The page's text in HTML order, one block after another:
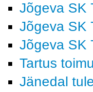
Jõgeva SK
Jõgeva SK
Jõgeva SK
Tartus
Jänedal